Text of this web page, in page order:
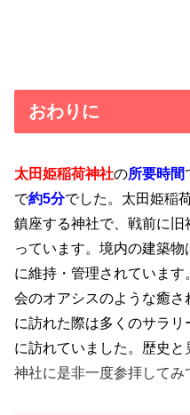
おわりに
太田姫稲荷神社の所要時間
で約5分でした。太田姫稲
鎮座する神社で、戦前に
っています。境内の建築
に維持・管理されていま
会のオアシスのような癒
に訪れた際は多くのサラ
に訪れていました。歴史と
神社に是非一度参拝してみ